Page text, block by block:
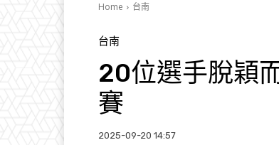
Home 台南
台南
20位選手脫穎
賽
2025-09-20 14:57